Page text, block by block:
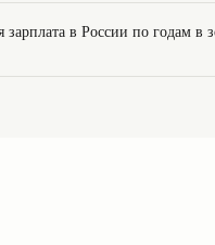
зарплата в России по годам